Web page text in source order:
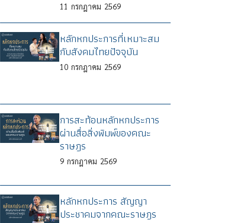
11 กรกฎาคม 2569
หลักหกประการที่เหมาะสม
กับสังคมไทยปัจจุบัน
10 กรกฎาคม 2569
การสะท้อนหลักหกประการ
ผ่านสื่อสิ่งพิมพ์ของคณะ
ราษฎร
9 กรกฎาคม 2569
หลักหกประการ สัญญา
ประชาคมจากคณะราษฎร